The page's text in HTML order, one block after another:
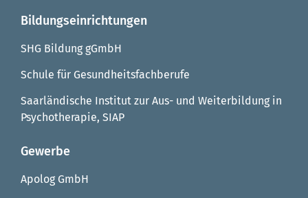
Bildungseinrichtungen
SHG Bildung gGmbH
Schule für Gesundheitsfachberufe
Saarländische Institut zur Aus- und Weiterbildung in
Psychotherapie, SIAP
Gewerbe
Apolog GmbH